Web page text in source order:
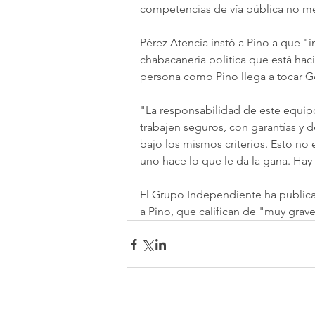
competencias de vía pública no
Pérez Atencia instó a Pino a que
chabacanería política que está
persona como Pino llega a tocar
"La responsabilidad de este
trabajen seguros, con garantías y
bajo los mismos criterios. Esto
uno hace lo que le da la gana.
El Grupo Independiente ha
a Pino, que califican de "muy